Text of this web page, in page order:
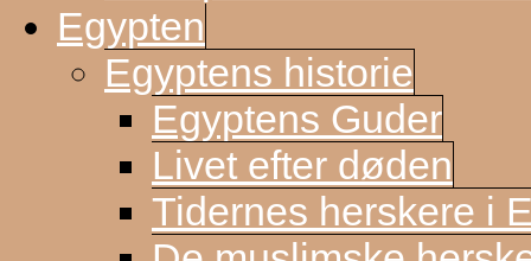
Egypten
Egyptens historie
Egyptens Guder
Livet efter døden
Tidernes herskere i